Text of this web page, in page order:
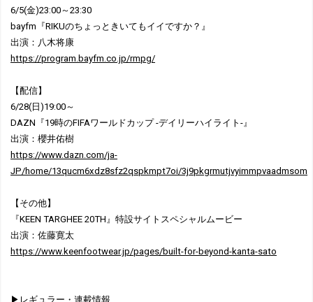
6/5(金)23:00～23:30
bayfm『RIKUのちょっときいてもイイですか？』
出演：八木将康
https://program.bayfm.co.jp/rmpg/
【配信】
6/28(日)19:00～
DAZN『19時のFIFAワールドカップ -デイリーハイライト-』
出演：櫻井佑樹
https://www.dazn.com/ja-
JP/home/13qucm6xdz8sfz2qspkmpt7oi/3j9pkgrmutjvyimmpvaadmsom
【その他】
『KEEN TARGHEE 20TH』特設サイトスペシャルムービー
出演：佐藤寛太
https://www.keenfootwear.jp/pages/built-for-beyond-kanta-sato
▶レギュラー・連載情報